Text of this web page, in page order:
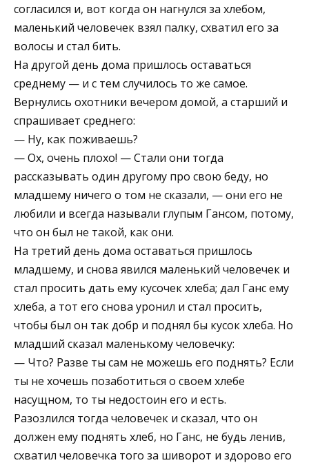
согласился и, вот когда он нагнулся за хлебом,
маленький человечек взял палку, схватил его за
волосы и стал бить.
На другой день дома пришлось оставаться
среднему — и с тем случилось то же самое.
Вернулись охотники вечером домой, а старший и
спрашивает среднего:
— Ну, как поживаешь?
— Ох, очень плохо! — Стали они тогда
рассказывать один другому про свою беду, но
младшему ничего о том не сказали, — они его не
любили и всегда называли глупым Гансом, потому,
что он был не такой, как они.
На третий день дома оставаться пришлось
младшему, и снова явился маленький человечек и
стал просить дать ему кусочек хлеба; дал Ганс ему
хлеба, а тот его снова уронил и стал просить,
чтобы был он так добр и поднял бы кусок хлеба. Но
младший сказал маленькому человечку:
— Что? Разве ты сам не можешь его поднять? Если
ты не хочешь позаботиться о своем хлебе
насущном, то ты недостоин его и есть.
Разозлился тогда человечек и сказал, что он
должен ему поднять хлеб, но Ганс, не будь ленив,
схватил человечка того за шиворот и здорово его